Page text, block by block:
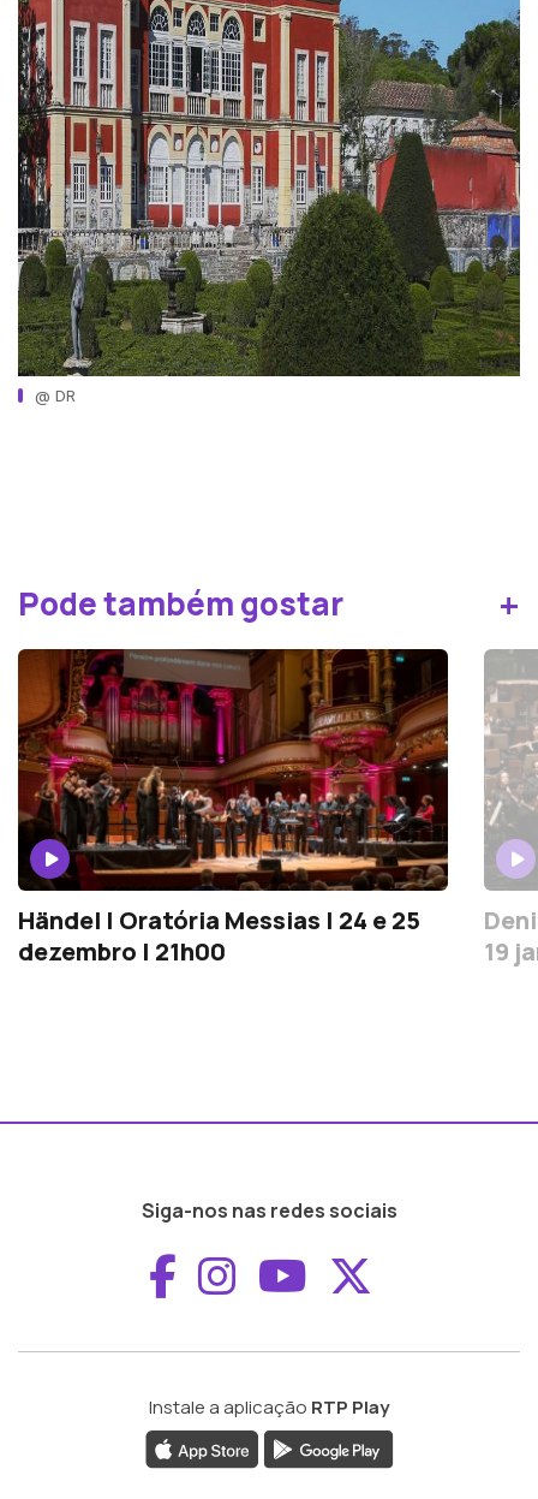
@ DR
Pode também gostar +
Händel | Oratória Messias | 24 e 25
dezembro | 21h00
19
Siga-nos nas redes sociais
Aceder ao
Aceder ao
Aceder ao
Instale a aplicação RTP Play